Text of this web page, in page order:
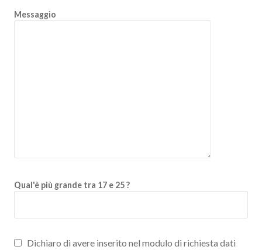
Messaggio
Qual'è più grande tra 17 e 25 ?
Dichiaro di avere inserito nel modulo di richiesta dati